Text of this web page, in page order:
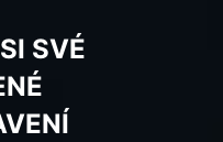
SVÉ